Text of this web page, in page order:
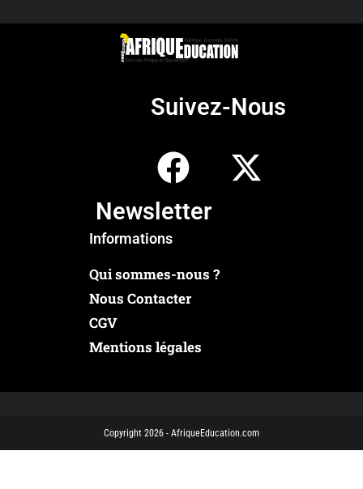
Suivez-Nous
Newsletter
Informations
Qui sommes-nous ?
Nous Contacter
CGV
Mentions légales
Copyright 2026 - AfriqueEducation.com